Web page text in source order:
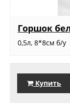
Горшок
0,5л, 8*8см б/у
Купить